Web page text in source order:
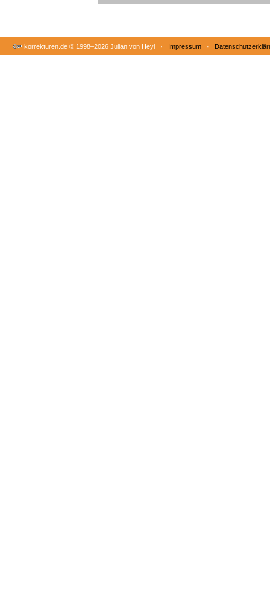
korrekturen.de © 1998–2026 Julian von Heyl · Impressum ·